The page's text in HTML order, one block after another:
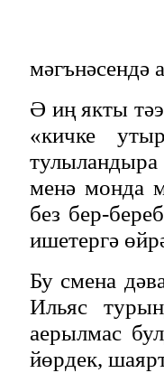
мәгънәсендә
Ә иң якты
«кичке
менә монда
без бер-
ишетергә
Бу смена
Ильяс
аерылмас
йөрдек,